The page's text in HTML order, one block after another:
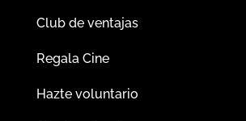
Club de ventajas
Regala Cine
Hazte voluntario